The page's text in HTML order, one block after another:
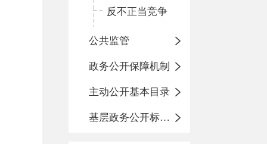
反不正当竞争
公共监管
政务公开保障机制
主动公开基本目录
基层政务公开标准化目录